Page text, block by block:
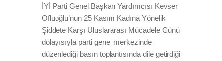
İYİ Parti Genel Başkan Yardımcısı Kevser
Ofluoğlu’nun 25 Kasım Kadına Yönelik
Şiddete Karşı Uluslararası Mücadele Günü
dolayısıyla parti genel merkezinde
düzenlediği basın toplantısında dile getirdiği